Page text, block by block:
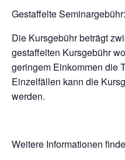
Gestaffelte Seminargebühr:
Die Kursgebühr beträgt
gestaffelten Kursgebühr
geringem Einkommen die
Einzelfällen kann die
werden.
Weitere Informationen